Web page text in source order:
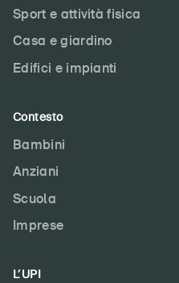
Sport e attività fisica
Casa e giardino
Edifici e impianti
Contesto
Bambini
Anziani
Scuola
Imprese
L’UPI